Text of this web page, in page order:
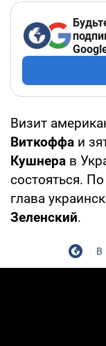
Визит
Виткоффа и
Кушнера в
состояться.
глава
Зеленский.